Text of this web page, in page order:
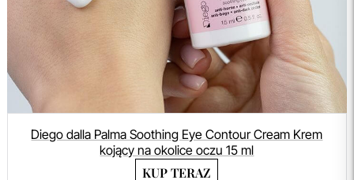
Diego dalla Palma Soothing Eye Contour Cream Krem
kojący na okolice oczu 15 ml
KUP TERAZ